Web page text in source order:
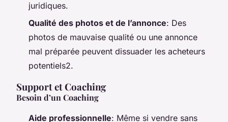
juridiques.
Qualité des photos et de l’annonce: Des
photos de mauvaise qualité ou une annonce
mal préparée peuvent dissuader les acheteurs
potentiels2.
Support et Coaching
Besoin d’un Coaching
Aide professionnelle: Même si vendre sans